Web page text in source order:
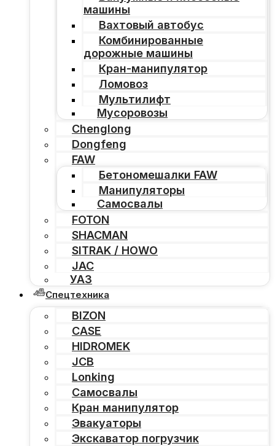
машины
Вахтовый автобус
Комбинированные
дорожные машины
Кран-манипулятор
Ломовоз
Мультилифт
Мусоровозы
Chenglong
Dongfeng
FAW
Бетономешалки FAW
Манипуляторы
Самосвалы
FOTON
SHACMAN
SITRAK / HOWO
JAC
УАЗ
Спецтехника
BIZON
CASE
HIDROMEK
JCB
Lonking
Самосвалы
Кран манипулятор
Эвакуаторы
Экскаватор погрузчик